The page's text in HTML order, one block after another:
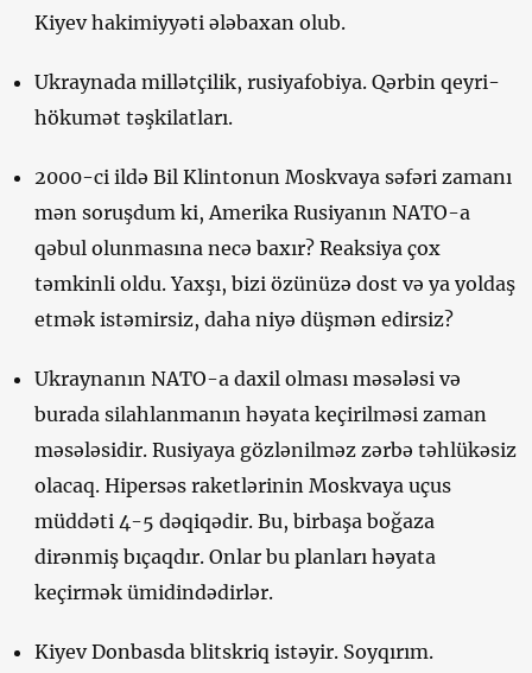
Kiyev hakimiyyəti ələbaxan olub.
Ukraynada millətçilik, rusiyafobiya. Qərbin qeyri-
hökumət təşkilatları.
2000-ci ildə Bil Klintonun Moskvaya səfəri zamanı
mən soruşdum ki, Amerika Rusiyanın NATO-a
qəbul olunmasına necə baxır? Reaksiya çox
təmkinli oldu. Yaxşı, bizi özünüzə dost və ya yoldaş
etmək istəmirsiz, daha niyə düşmən edirsiz?
Ukraynanın NATO-a daxil olması məsələsi və
burada silahlanmanın həyata keçirilməsi zaman
məsələsidir. Rusiyaya gözlənilməz zərbə təhlükəsiz
olacaq. Hipersəs raketlərinin Moskvaya uçus
müddəti 4-5 dəqiqədir. Bu, birbaşa boğaza
dirənmiş bıçaqdır. Onlar bu planları həyata
keçirmək ümidindədirlər.
Kiyev Donbasda blitskriq istəyir. Soyqırım.